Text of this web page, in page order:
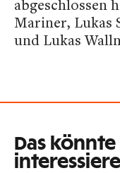
abgeschlossen
Mariner, Lukas
und Lukas
Das könnte